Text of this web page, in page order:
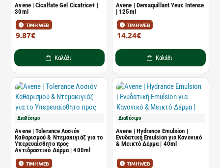
Avene | Cicalfate Gel Cicatrice+ |
30ml
ΤΙΜΗ WEB
9.87€
Καλάθι
Avene | Demaquillant Yeux Intense
| 125ml
ΤΙΜΗ WEB
14.24€
Καλάθι
Διαθέσιμο
Avene | Tolerance Λοσιόν
Καθαρισμού & Ντεμακιγιάζ για το
Υπερευαίσθητο προς
Αντιδραστικό Δέρμα | 400ml
ΤΙΜΗ WEB
Διαθέσιμο
Avene | Hydrance Emulsion |
Ενυδατική Emulsion για Κανονικό
& Μεικτό Δέρμα | 40ml
ΤΙΜΗ WEB